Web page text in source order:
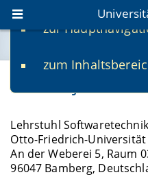
zur
zum
www.uni-
fis.uni-
Kristina
Lehrstuhl
Otto-Friedrich-
An der Weberei 5, Raum
96047 Bamberg,